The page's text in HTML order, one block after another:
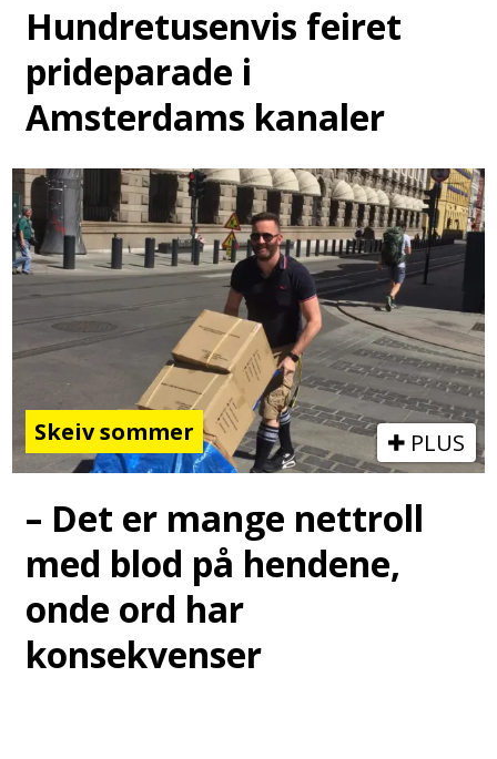
Hundretusenvis feiret
prideparade i
Amsterdams kanaler
Skeiv sommer PLUS
– Det er mange nettroll
med blod på hendene,
onde ord har
konsekvenser